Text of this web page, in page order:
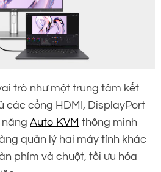
trò như một trung tâm kết
các cổng HDMI, DisplayPort
năng Auto KVM thông minh
quản lý hai máy tính khác
phím và chuột, tối ưu hóa